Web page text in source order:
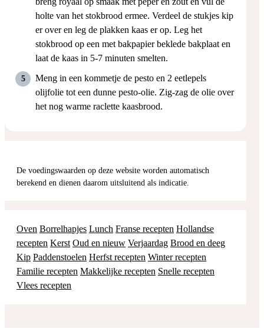
holte van het stokbrood ermee. Verdeel de stukjes kip
er over en leg de plakken kaas er op. Leg het
stokbrood op een met bakpapier beklede bakplaat en
laat de kaas in 5-7 minuten smelten.
Meng in een kommetje de pesto en 2 eetlepels
olijfolie tot een dunne pesto-olie. Zig-zag de olie over
het nog warme raclette kaasbrood.
De voedingswaarden op deze website worden automatisch
berekend en dienen daarom uitsluitend als indicatie.
Oven Borrelhapjes Lunch Franse recepten Hollandse
recepten Kerst Oud en nieuw Verjaardag Brood en deeg
Kip Paddenstoelen Herfst recepten Winter recepten
Familie recepten Makkelijke recepten Snelle recepten
Vlees recepten